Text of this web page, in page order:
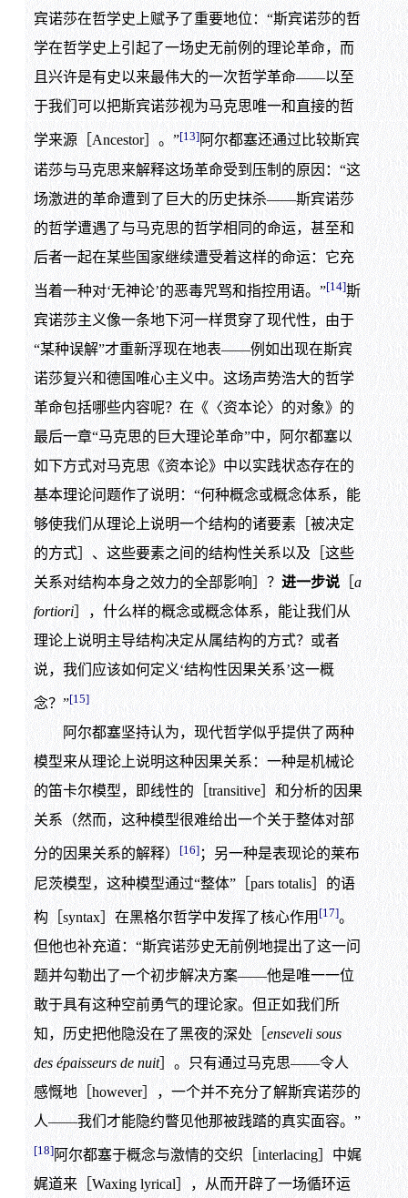
宾诺莎在哲学史上赋予了重要地位：“斯宾诺莎的哲
学在哲学史上引起了一场史无前例的理论革命，而
且兴许是有史以来最伟大的一次哲学革命——以至
于我们可以把斯宾诺莎视为马克思唯一和直接的哲
学来源［Ancestor］。”[13]阿尔都塞还通过比较斯宾
诺莎与马克思来解释这场革命受到压制的原因：“这
场激进的革命遭到了巨大的历史抹杀——斯宾诺莎
的哲学遭遇了与马克思的哲学相同的命运，甚至和
后者一起在某些国家继续遭受着这样的命运：它充
当着一种对‘无神论’的恶毒咒骂和指控用语。”[14]斯
宾诺莎主义像一条地下河一样贯穿了现代性，由于
“某种误解”才重新浮现在地表——例如出现在斯宾
诺莎复兴和德国唯心主义中。这场声势浩大的哲学
革命包括哪些内容呢？在《〈资本论〉的对象》的
最后一章“马克思的巨大理论革命”中，阿尔都塞以
如下方式对马克思《资本论》中以实践状态存在的
基本理论问题作了说明：“何种概念或概念体系，能
够使我们从理论上说明一个结构的诸要素［被决定
的方式］、这些要素之间的结构性关系以及［这些
关系对结构本身之效力的全部影响］？ 进一步说［ a
fortiori］，什么样的概念或概念体系，能让我们从
理论上说明主导结构决定从属结构的方式？或者
说，我们应该如何定义‘结构性因果关系’这一概
念？”[15]
阿尔都塞坚持认为，现代哲学似乎提供了两种
模型来从理论上说明这种因果关系：一种是机械论
的笛卡尔模型，即线性的［transitive］和分析的因果
关系（然而，这种模型很难给出一个关于整体对部
分的因果关系的解释） [16]；另一种是表现论的莱布
尼茨模型，这种模型通过“整体”［pars totalis］的语
构［syntax］在黑格尔哲学中发挥了核心作用 [17]。
但他也补充道：“斯宾诺莎史无前例地提出了这一问
题并勾勒出了一个初步解决方案——他是唯一一位
敢于具有这种空前勇气的理论家。但正如我们所
知，历史把他隐没在了黑夜的深处［ enseveli sous
des épaisseurs de nuit］。只有通过马克思——令人
感慨地［however］，一个并不充分了解斯宾诺莎的
人——我们才能隐约瞥见他那被践踏的真实面容。”
[18]阿尔都塞于概念与激情的交织［interlacing］中娓
娓道来［Waxing lyrical］，从而开辟了一场循环运